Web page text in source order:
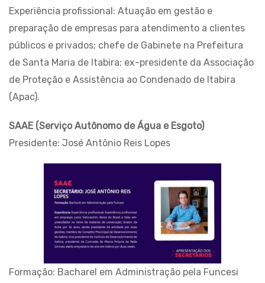
Experiência profissional: Atuação em gestão e
preparação de empresas para atendimento a clientes
públicos e privados; chefe de Gabinete na Prefeitura
de Santa Maria de Itabira; ex-presidente da Associação
de Proteção e Assistência ao Condenado de Itabira
(Apac).
SAAE (Serviço Autônomo de Água e Esgoto)
Presidente: José Antônio Reis Lopes
Formação: Bacharel em Administração pela Funcesi